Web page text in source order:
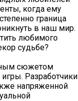
когда ему
граница
в наш мир.
любимого
судьбе?
сюжетом
Разработчики
напряженной